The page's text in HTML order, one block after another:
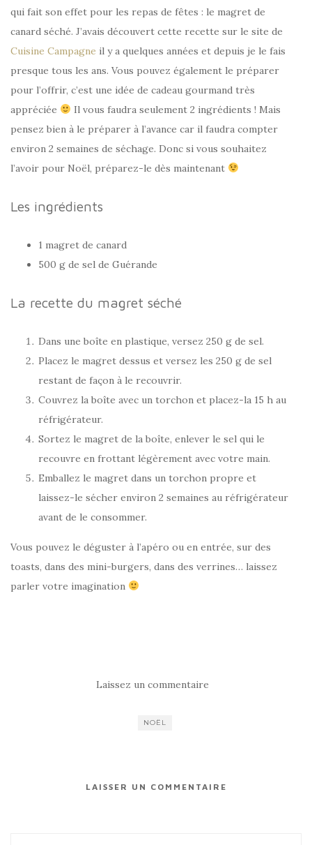
qui fait son effet pour les repas de fêtes : le magret de
canard séché. J’avais découvert cette recette sur le site de
Cuisine Campagne il y a quelques années et depuis je le fais
presque tous les ans. Vous pouvez également le préparer
pour l’offrir, c’est une idée de cadeau gourmand très
appréciée
Il vous faudra seulement 2 ingrédients ! Mais
pensez bien à le préparer à l’avance car il faudra compter
environ 2 semaines de séchage. Donc si vous souhaitez
l’avoir pour Noël, préparez-le dès maintenant
Les ingrédients
1 magret de canard
500 g de sel de Guérande
La recette du magret séché
Dans une boîte en plastique, versez 250 g de sel.
Placez le magret dessus et versez les 250 g de sel
restant de façon à le recouvrir.
Couvrez la boîte avec un torchon et placez-la 15 h au
réfrigérateur.
Sortez le magret de la boîte, enlever le sel qui le
recouvre en frottant légèrement avec votre main.
Emballez le magret dans un torchon propre et
laissez-le sécher environ 2 semaines au réfrigérateur
avant de le consommer.
Vous pouvez le déguster à l’apéro ou en entrée, sur des
toasts, dans des mini-burgers, dans des verrines… laissez
parler votre imagination
Laissez un commentaire
NOËL
LAISSER UN COMMENTAIRE